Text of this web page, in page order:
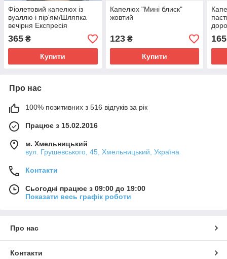
Фіолетовий капелюх із
вуаллю і пір'ям/Шляпка
вечірня Експресія
365 ₴
Купити
Капелюх "Мині блиск"
жовтий
123₴
Купити
165
Про нас
100% позитивних з 516 відгуків за рік
Працює з 15.02.2016
м. Хмельницький
вул. Грушевського, 45, Хмельницький, Україна
Контакти
Сьогодні працює з 09:00 до 19:00
Показати весь графік роботи
Про нас
Контакти